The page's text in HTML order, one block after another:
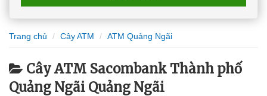
Trang chủ Cây ATM ATM Quảng Ngãi
Cây ATM Sacombank Thành phố
Quảng Ngãi Quảng Ngãi